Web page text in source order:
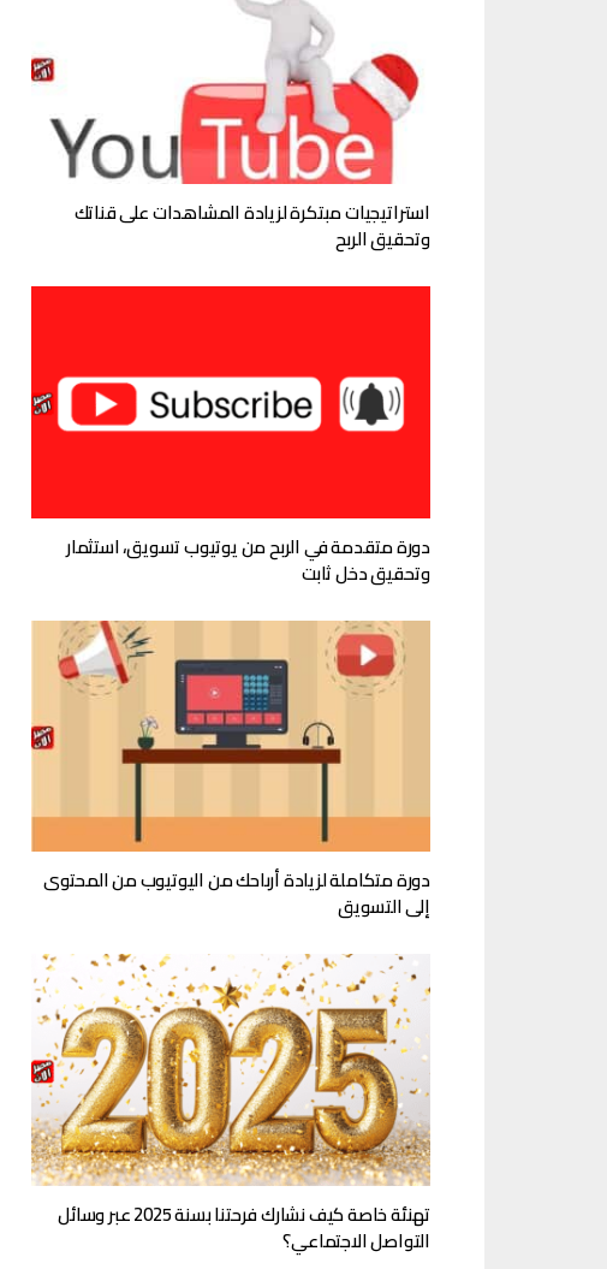
استراتيجيات مبتكرة لزيادة المشاهدات على قناتك
وتحقيق الربح
دورة متقدمة في الربح من يوتيوب تسويق، استثمار
وتحقيق دخل ثابت
دورة متكاملة لزيادة أرباحك من اليوتيوب من المحتوى
إلى التسويق
تهنئة خاصة كيف نشارك فرحتنا بسنة 2025 عبر وسائل
التواصل الاجتماعي؟